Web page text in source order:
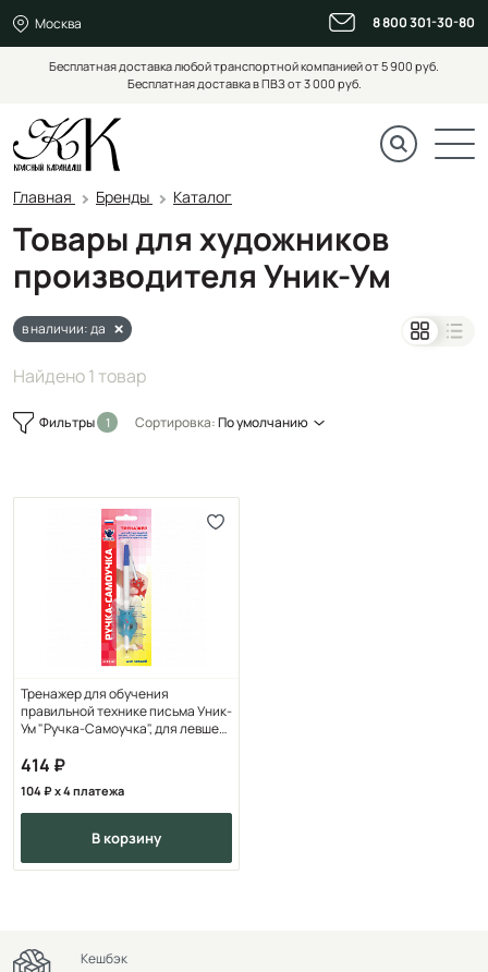
Москва 8 800 301-30-80
Бесплатная доставка любой транспортной компанией от 5 900 руб.
Бесплатная доставка в ПВЗ от 3 000 руб.
Главная Бренды Каталог
Товары для художников
производителя Уник-Ум
в наличии: да
Найдено 1 товар
Фильтры Сортировка:По умолчанию
Тренажер для обучения
правильной технике письма Уник-
Ум "Ручка-Самоучка", для левшей,
414
104 x 4 платежа
в корзину
Кешбэк